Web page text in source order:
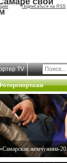
Подписаться на RSS
TV
«Самарская жемчужина-